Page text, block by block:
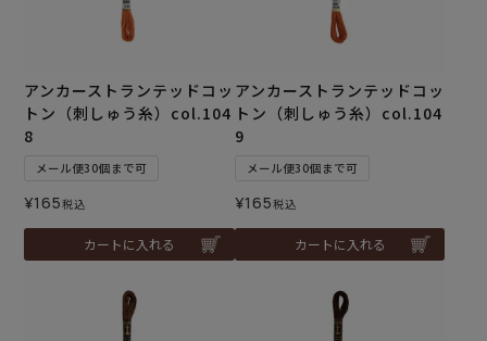
アンカーストランテッドコッ
トン（刺しゅう糸）col.104
8
メール便30個まで可
¥165税込
カートに入れる
アンカーストランテッドコッ
トン（刺しゅう糸）col.104
9
メール便30個まで可
¥165税込
カートに入れる